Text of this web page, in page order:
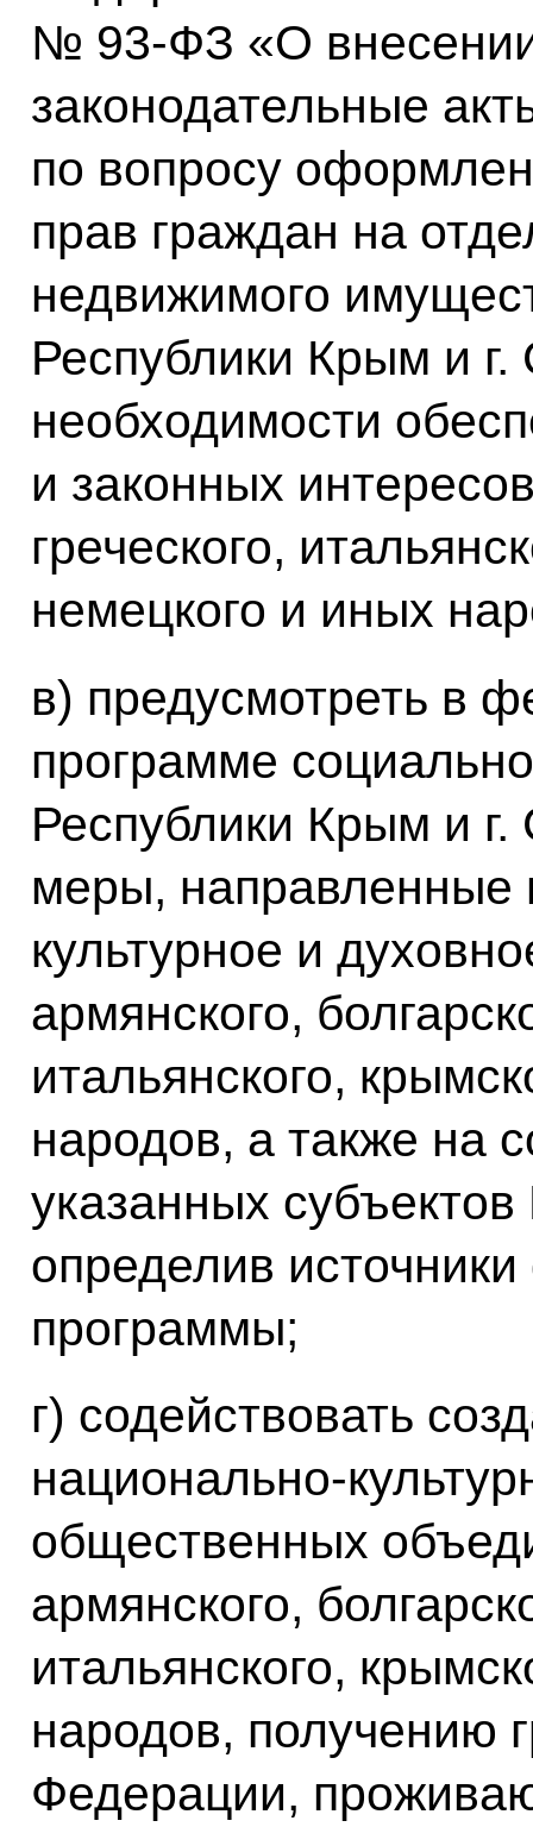
№ 93-ФЗ «О
законодательные
по вопросу
прав граждан на
недвижимого
Республики Крым и
необходимости
и законных
греческого,
немецкого и иных
в) предусмотреть в
программе
Республики Крым и
меры, направленные
культурное и
армянского,
итальянского,
народов, а также на
указанных
определив
программы;
г) содействовать
национально-
общественных
армянского,
итальянского,
народов, получению
Федерации,